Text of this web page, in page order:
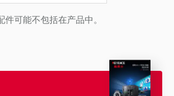
可能不包括在产品中。